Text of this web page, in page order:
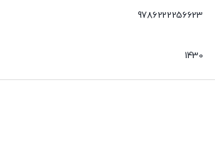
9786222256623
1430